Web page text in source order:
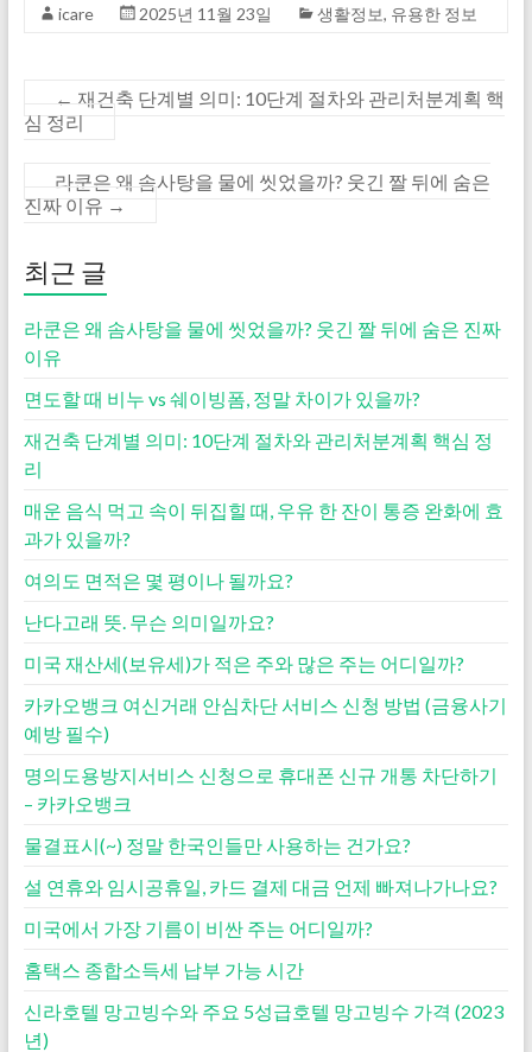
icare 2025년 11월 23일 생활정보, 유용한 정보
← 재건축 단계별 의미: 10단계 절차와 관리처분계획 핵
심 정리
라쿤은 왜 솜사탕을 물에 씻었을까? 웃긴 짤 뒤에 숨은
진짜 이유 →
최근 글
라쿤은 왜 솜사탕을 물에 씻었을까? 웃긴 짤 뒤에 숨은 진짜
이유
면도할 때 비누 vs 쉐이빙폼, 정말 차이가 있을까?
재건축 단계별 의미: 10단계 절차와 관리처분계획 핵심 정
리
매운 음식 먹고 속이 뒤집힐 때, 우유 한 잔이 통증 완화에 효
과가 있을까?
여의도 면적은 몇 평이나 될까요?
난다고래 뜻. 무슨 의미일까요?
미국 재산세(보유세)가 적은 주와 많은 주는 어디일까?
카카오뱅크 여신거래 안심차단 서비스 신청 방법 (금융사기
예방 필수)
명의도용방지서비스 신청으로 휴대폰 신규 개통 차단하기
– 카카오뱅크
물결표시(~) 정말 한국인들만 사용하는 건가요?
설 연휴와 임시공휴일, 카드 결제 대금 언제 빠져나가나요?
미국에서 가장 기름이 비싼 주는 어디일까?
홈택스 종합소득세 납부 가능 시간
신라호텔 망고빙수와 주요 5성급호텔 망고빙수 가격 (2023
년)